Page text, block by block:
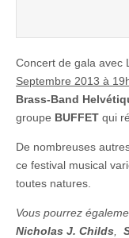
Concert de gala avec
Septembre 2013 à
Brass-Band
groupe BUFFET qui
De nombreuses
ce festival musical
toutes natures.
Vous pourrez
Nicholas J. Childs